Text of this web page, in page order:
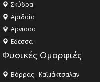
Σκύδρα
Αριδαία
Aρνισσα
Eδεσσα
Φυσικές Ομορφιές
Βόρρας - Καϊμάκτσαλαν